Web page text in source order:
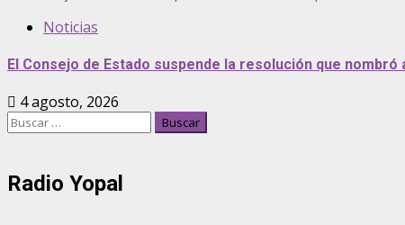
Noticias
El Consejo de Estado suspende la resolución que
4 agosto, 2026
Buscar:
Radio Yopal